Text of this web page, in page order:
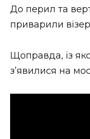
Втрачений
До перил та
приварили
Щоправда, із
з’явилися на